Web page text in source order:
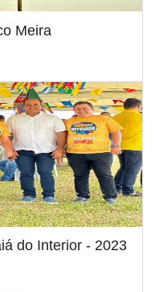
Meira
do Interior - 2023